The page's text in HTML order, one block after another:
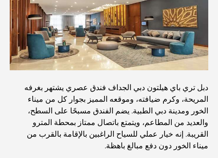
مطعم دار أوبرا دبي: حيث يلتقي الطعام الفاخر بالثقافة
أغلى ماركات البدلات التي تُعرّف مفهوم الخياطة الفاخرة
مطاعم شاطئ J1: وجهة دبي الجديدة لتناول الطعام الفاخر
أغلى ساعات رولكس التي بيعت على الإطلاق
حضانة أطفال في دبي هيلز: دليل للآباء
دبل تري باي هيلتون دبي الجداف فندق عصري يشتهر بغرفه
المريحة، وكرم ضيافته، وموقعه المميز بجوار كل من ميناء
الخور ومدينة دبي الطبية. يضم الفندق مسبحًا على السطح،
والعديد من المطاعم، ويتمتع باتصال ممتاز بمحطة المترو
القريبة. إنه خيار عملي للسياح الراغبين بالإقامة بالقرب من
ميناء الخور دون دفع مبالغ باهظة.